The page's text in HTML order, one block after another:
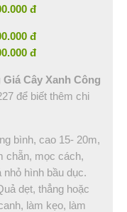
đ
đ
đ
Giá Cây Xanh Công
để biết thêm chi
bình, cao 15- 20m,
chẵn, mọc cách,
nhỏ hình bầu dục.
dẹt, thẳng hoặc
làm kẹo, làm